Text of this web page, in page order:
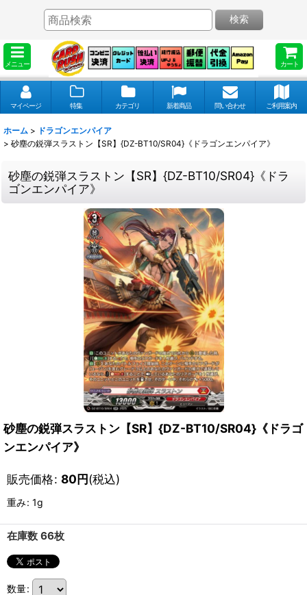
メニュー カート
検索
マイページ 特集 カテゴリ 新着商品 問い合わせ ご利用案内
ホーム > ドラゴンエンパイア
> 砂塵の鋭弾スラストン【SR】{DZ-BT10/SR04}《ドラゴンエンパイア》
砂塵の鋭弾スラストン【SR】{DZ-BT10/SR04}《ドラ
ゴンエンパイア》
砂塵の鋭弾スラストン【SR】{DZ-BT10/SR04}《ドラゴ
ンエンパイア》
販売価格: 80円(税込)
重み: 1g
在庫数 66枚
数量: